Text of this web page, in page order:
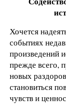
Хочется
событиях
произведений
прежде всего,
новых
становиться
чувств и